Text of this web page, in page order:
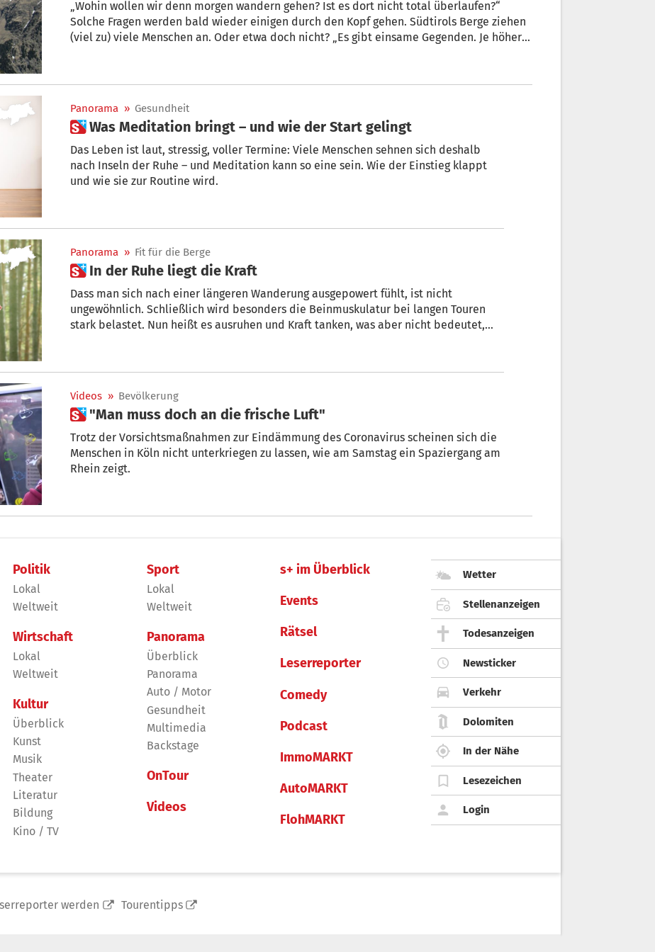
„Wohin wollen wir denn morgen wandern gehen? Ist es dort nicht total überlaufen?“
Solche Fragen werden bald wieder einigen durch den Kopf gehen. Südtirols Berge ziehen
(viel zu) viele Menschen an. Oder etwa doch nicht? „Es gibt einsame Gegenden. Je höher
Panorama » Gesundheit
 Was Meditation bringt – und wie der Start gelingt
Das Leben ist laut, stressig, voller Termine: Viele Menschen sehnen sich deshalb
nach Inseln der Ruhe – und Meditation kann so eine sein. Wie der Einstieg klappt
und wie sie zur Routine wird.
Panorama » Fit für die Berge
 In der Ruhe liegt die Kraft
Dass man sich nach einer längeren Wanderung ausgepowert fühlt, ist nicht
ungewöhnlich. Schließlich wird besonders die Beinmuskulatur bei langen Touren
stark belastet. Nun heißt es ausruhen und Kraft tanken, was aber nicht bedeutet,
Videos » Bevölkerung
 "Man muss doch an die frische Luft"
Trotz der Vorsichtsmaßnahmen zur Eindämmung des Coronavirus scheinen sich die
Menschen in Köln nicht unterkriegen zu lassen, wie am Samstag ein Spaziergang am
Rhein zeigt.
Politik
Lokal
Weltweit
Wirtschaft
Lokal
Weltweit
Kultur
Überblick
Kunst
Musik
Theater
Literatur
Bildung
Kino / TV
Sport
Lokal
Weltweit
Panorama
Überblick
Panorama
Auto / Motor
Gesundheit
Multimedia
Backstage
OnTour
Videos
s+ im Überblick
Events
Rätsel
Leserreporter
Comedy
Podcast
ImmoMARKT
AutoMARKT
FlohMARKT
Wetter
Stellenanzeigen
Todesanzeigen
Newsticker
Verkehr
Dolomiten
In der Nähe
Lesezeichen
Login
werden Tourentipps